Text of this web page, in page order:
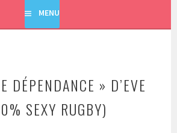
MENU
DÉPENDANCE » D’EVE
SEXY RUGBY)